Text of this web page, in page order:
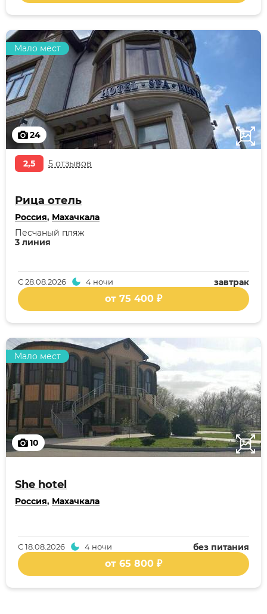
24
Мало мест
2,5 5 отзывов
Рица отель
Россия, Махачкала
3 линия
Песчаный пляж
завтрак
С28.08.2026 4 ночи
от 75 400 ₽
10
Мало мест
She hotel
Россия, Махачкала
без питания
С18.08.2026 4 ночи
от 65 800 ₽